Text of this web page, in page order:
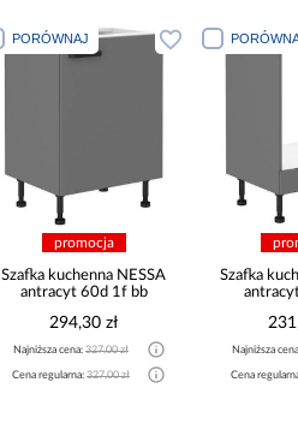
PORÓWNAJ
promocja
Szafka kuchenna NESSA
antracyt 60d 1f bb
294,30 zł
Najniższa cena: 327,00 zł
Cena regularna: 327,00 zł
Szafka
Najniższa
Cena